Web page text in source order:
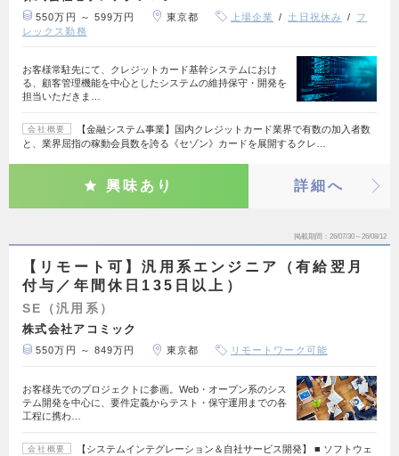
550万円 ～ 599万円 東京都 上場企業 土日祝休み
フ
レックス勤務
お客様常駐先にて、クレジットカード基幹システムにおけ
る、顧客管理機能を中心としたシステムの維持保守・開発を
担当いただきま…
会社概要
【金融システム事業】国内クレジットカード業界で有数の加入者数
と、業界屈指の稼動会員数を誇る《セゾン》カードを展開するクレ…
興味あり 詳細へ
掲載期間 26/07/30～26/08/12
【リモート可】汎用系エンジニア（有給翌月
付与／年間休日135日以上）
SE（汎用系）
株式会社アコミック
550万円 ～ 849万円 東京都 リモートワーク可能
お客様先でのプロジェクトに参画。Web・オープン系のシス
テム開発を中心に、要件定義からテスト・保守運用までの各
工程に携わ…
会社概要
【システムインテグレーション＆自社サービス開発】 ■ ソフトウェ